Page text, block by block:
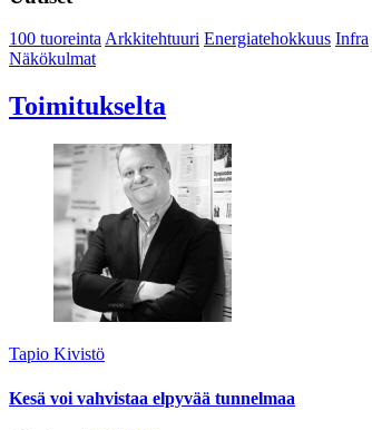
100 tuoreintaArkkitehtuuri Energiatehokkuus Infra
Näkökulmat
Toimitukselta
Tapio Kivistö
Kesä voi vahvistaa elpyvää tunnelmaa